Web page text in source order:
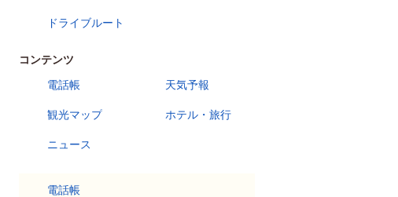
ドライブルート
コンテンツ
電話帳
天気予報
観光マップ ホテル・旅行
ニュース
電話帳